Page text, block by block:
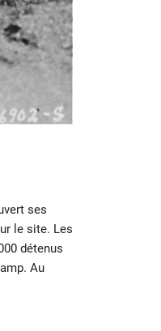
ses
le site. Les
détenus
Au